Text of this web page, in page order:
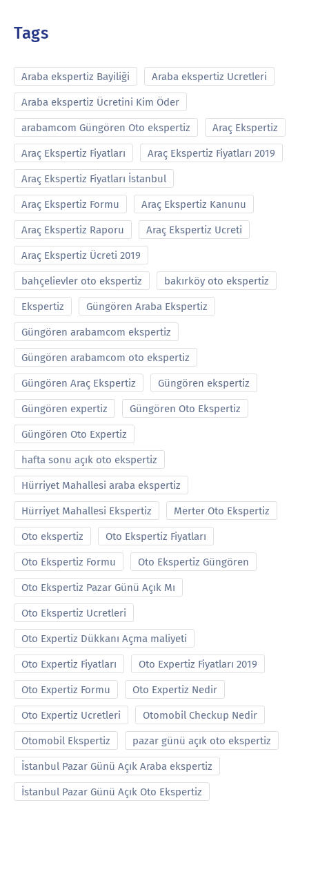
Tags
Araba ekspertiz Bayiliği Araba ekspertiz Ucretleri
Araba ekspertiz Ücretini Kim Öder
arabamcom Güngören Oto ekspertiz Araç Ekspertiz
Araç Ekspertiz Fiyatları Araç Ekspertiz Fiyatları 2019
Araç Ekspertiz Fiyatları İstanbul
Araç Ekspertiz Formu Araç Ekspertiz Kanunu
Araç Ekspertiz Raporu Araç Ekspertiz Ucreti
Araç Ekspertiz Ücreti 2019
bahçelievler oto ekspertiz bakırköy oto ekspertiz
Ekspertiz Güngören Araba Ekspertiz
Güngören arabamcom ekspertiz
Güngören arabamcom oto ekspertiz
Güngören Araç Ekspertiz Güngören ekspertiz
Güngören expertiz Güngören Oto Ekspertiz
Güngören Oto Expertiz
hafta sonu açık oto ekspertiz
Hürriyet Mahallesi araba ekspertiz
Hürriyet Mahallesi Ekspertiz Merter Oto Ekspertiz
Oto ekspertiz Oto Ekspertiz Fiyatları
Oto Ekspertiz Formu Oto Ekspertiz Güngören
Oto Ekspertiz Pazar Günü Açık Mı
Oto Ekspertiz Ucretleri
Oto Expertiz Dükkanı Açma maliyeti
Oto Expertiz Fiyatları Oto Expertiz Fiyatları 2019
Oto Expertiz Formu Oto Expertiz Nedir
Oto Expertiz Ucretleri Otomobil Checkup Nedir
Otomobil Ekspertiz pazar günü açık oto ekspertiz
İstanbul Pazar Günü Açık Araba ekspertiz
İstanbul Pazar Günü Açık Oto Ekspertiz